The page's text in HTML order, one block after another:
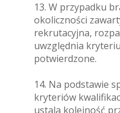
13. W przypadku
okoliczności
rekrutacyjna,
uwzględnia
potwierdzone.
14. Na podstawie
kryteriów
ustala kolejność